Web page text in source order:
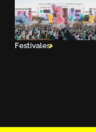
Festivales